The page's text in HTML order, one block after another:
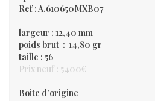
Ref : A,610650MXB07
largeur : 12,40 mm
poids brut : 14,80 gr
taille : 56
Prix neuf : 5400€
Boite d'origine